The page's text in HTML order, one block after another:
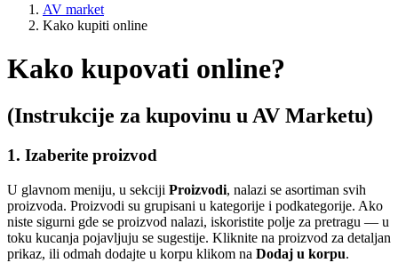
AV market
Kako kupiti online
Kako kupovati online?
(Instrukcije za kupovinu u AV Marketu)
1. Izaberite proizvod
U glavnom meniju, u sekciji Proizvodi, nalazi se asortiman svih
proizvoda. Proizvodi su grupisani u kategorije i podkategorije. Ako
niste sigurni gde se proizvod nalazi, iskoristite polje za pretragu — u
toku kucanja pojavljuju se sugestije. Kliknite na proizvod za detaljan
prikaz, ili odmah dodajte u korpu klikom na Dodaj u korpu.